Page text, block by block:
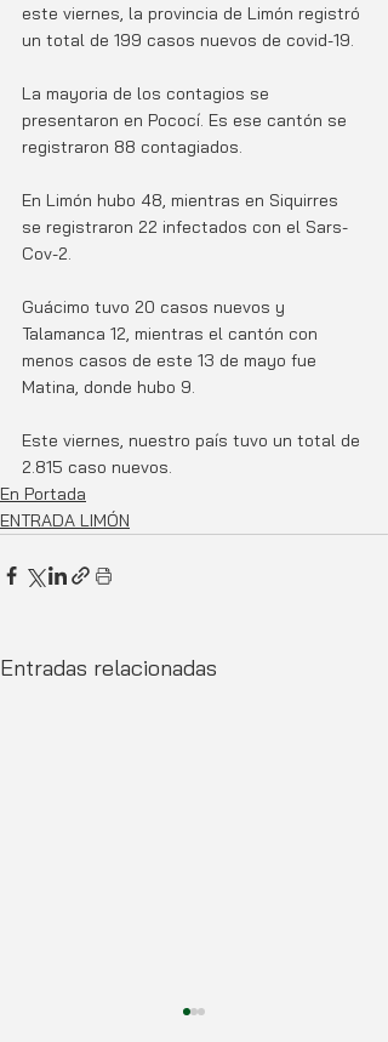
este viernes, la provincia de Limón registró
un total de 199 casos nuevos de covid-19.
La mayoria de los contagios se
presentaron en Pococí. Es ese cantón se
registraron 88 contagiados.
En Limón hubo 48, mientras en Siquirres
se registraron 22 infectados con el Sars-
Cov-2.
Guácimo tuvo 20 casos nuevos y
Talamanca 12, mientras el cantón con
menos casos de este 13 de mayo fue
Matina, donde hubo 9.
Este viernes, nuestro país tuvo un total de
2.815 caso nuevos.
En Portada
ENTRADA LIMÓN
Entradas relacionadas